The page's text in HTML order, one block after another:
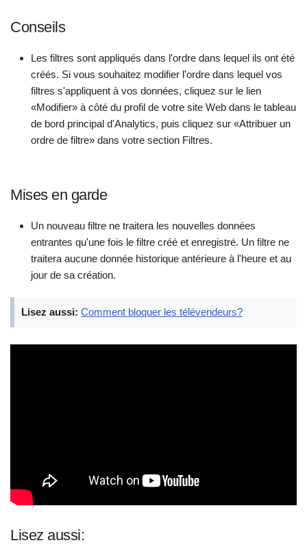
Conseils
Les filtres sont appliqués dans l'ordre dans lequel ils ont été
créés. Si vous souhaitez modifier l'ordre dans lequel vos
filtres s'appliquent à vos données, cliquez sur le lien
«Modifier» à côté du profil de votre site Web dans le tableau
de bord principal d'Analytics, puis cliquez sur «Attribuer un
ordre de filtre» dans votre section Filtres.
Mises en garde
Un nouveau filtre ne traitera les nouvelles données
entrantes qu'une fois le filtre créé et enregistré. Un filtre ne
traitera aucune donnée historique antérieure à l'heure et au
jour de sa création.
Lisez aussi: Comment bloquer les télévendeurs?
Lisez aussi: